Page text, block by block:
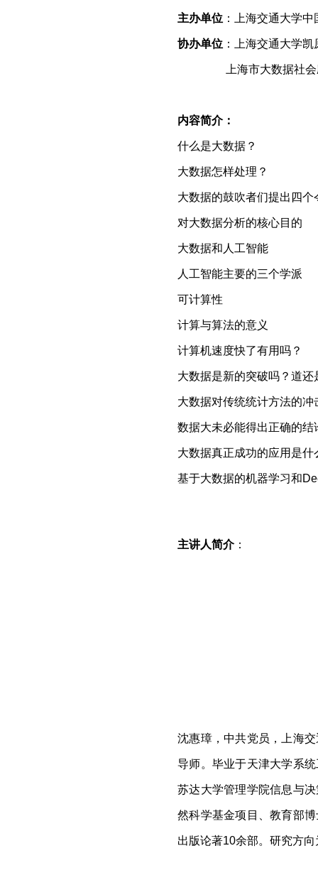
主办单位 ：上海交通大学
协办单位 ：上海交通大学
上海市大数据社会
内容简介：
什么是大数据？
大数据怎样处理？
大数据的鼓吹者们提出四个
对大数据分析的核心目的
大数据和人工智能
人工智能主要的三个学派
可计算性
计算与算法的意义
计算机速度快了有用吗？
大数据是新的突破吗？道还
大数据对传统统计方法的冲
数据大未必能得出正确的结
大数据真正成功的应用是什
基于大数据的机器学习和
主讲人简介：
沈惠璋，中共党员，上海
导师。毕业于天津大学系
苏达大学管理学院信息与
然科学基金项目、教育部
出版论著10余部。研究方